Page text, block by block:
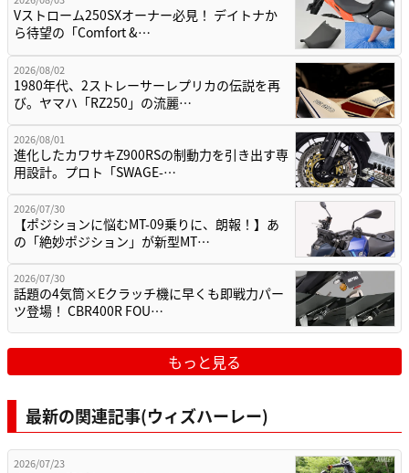
Vストローム250SXオーナー必見！ デイトナか
ら待望の「Comfort &…
2026/08/02
1980年代、2ストレーサーレプリカの伝説を再
び。ヤマハ「RZ250」の流麗…
2026/08/01
進化したカワサキZ900RSの制動力を引き出す専
用設計。プロト「SWAGE-…
2026/07/30
【ポジションに悩むMT-09乗りに、朗報！】あ
の「絶妙ポジション」が新型MT…
2026/07/30
話題の4気筒×Eクラッチ機に早くも即戦力パー
ツ登場！ CBR400R FOU…
もっと見る
最新の関連記事(ウィズハーレー)
2026/07/23